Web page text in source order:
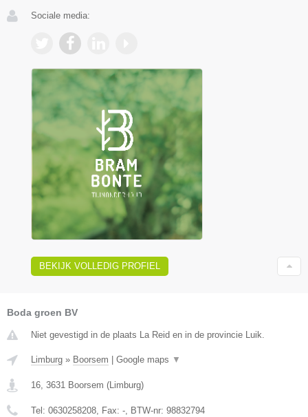
Sociale media:
BEKIJK VOLLEDIG PROFIEL
Boda groen BV
Niet gevestigd in de plaats La Reid en in de provincie Luik.
Limburg » Boorsem Google maps ▼
16, 3631 Boorsem (Limburg)
Tel: 0630258208, Fax: -, BTW-nr: 98832794